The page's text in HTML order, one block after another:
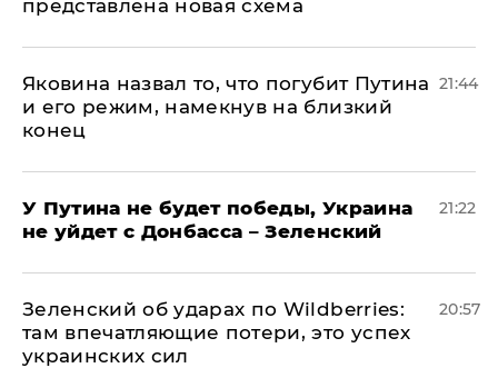
представлена новая схема
Яковина назвал то, что погубит Путина
и его режим, намекнув на близкий
конец
21:44
У Путина не будет победы, Украина
не уйдет с Донбасса – Зеленский
21:22
Зеленский об ударах по Wildberries:
там впечатляющие потери, это успех
украинских сил
20:57